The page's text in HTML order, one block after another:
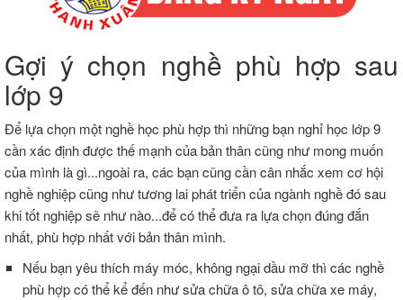
Gợiý chọn nghề phù hợp sau
lớp 9
Để lựa chọn một nghề học phù hợp thì những bạn nghỉ học lớp 9
cần xác định được thế mạnh của bản thân cũng như mong muốn
của mình là gì...ngoài ra, các bạn cũng cần cân nhắc xem cơ hội
nghề nghiệp cũng như tương lai phát triển của ngành nghề đó sau
khi tốt nghiệp sẽ như nào...để có thể đưa ra lựa chọn đúng đắn
nhất, phù hợp nhất với bản thân mình.
Nếu bạn yêu thích máy móc, không ngại dầu mỡ thì các nghề
phù hợp có thể kể đến như sửa chữa ô tô, sửa chữa xe máy,